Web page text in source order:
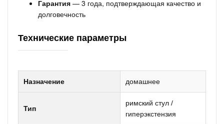
Гарантия — 3 года, подтверждающая качество и
долговечность
Технические параметры
Назначение домашнее
Тип
римский стул /
гиперэкстензия